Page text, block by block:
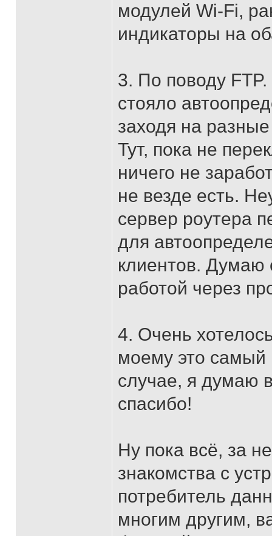
модулей Wi-Fi,
индикаторы на
3. По поводу
стояло
заходя на
Тут, пока не
ничего не
не везде есть.
сервер роутера
для
клиентов. Думаю
работой через
4. Очень
моему это
случае, я думаю
спасибо!
Ну пока всё, за
знакомства с
потребитель
многим другим,